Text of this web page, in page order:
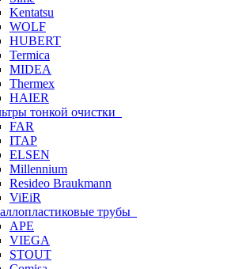
Kentatsu
WOLF
HUBERT
Termica
MIDEA
Thermex
HAIER
тонкой очистки
FAR
ITAP
ELSEN
Millennium
Resideo Braukmann
ViEiR
трубы
APE
VIEGA
STOUT